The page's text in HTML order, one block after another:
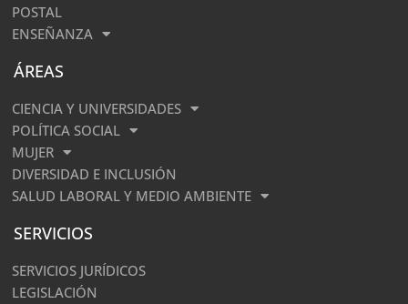
POSTAL
ENSEÑANZA
ÁREAS
CIENCIA Y UNIVERSIDADES
POLÍTICA SOCIAL
MUJER
DIVERSIDAD E INCLUSIÓN
SALUD LABORAL Y MEDIO AMBIENTE
SERVICIOS
SERVICIOS JURÍDICOS
LEGISLACIÓN